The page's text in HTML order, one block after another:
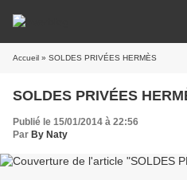
Accueil » SOLDES PRIVÉES HERMÈS
SOLDES PRIVÉES
Publié le 15/01/2014 à 22:56
Par By Naty